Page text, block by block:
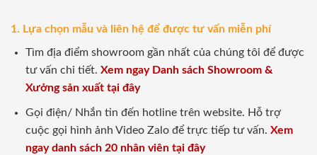
1. Lựa chọn mẫu và liên hệ để được tư vấn miễn phí
Tìm địa điểm showroom gần nhất của chúng tôi để được
tư vấn chi tiết. Xem ngay Danh sách Showroom &
Xưởng sản xuất tại đây
Gọi điện/ Nhắn tin đến hotline trên website. Hỗ trợ
cuộc gọi hình ảnh Video Zalo để trực tiếp tư vấn. Xem
ngay danh sách 20 nhân viên tại đây